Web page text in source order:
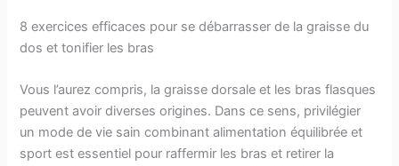
8 exercices efficaces pour se débarrasser de la graisse du
dos et tonifier les bras
Vous l’aurez compris, la graisse dorsale et les bras flasques
peuvent avoir diverses origines. Dans ce sens, privilégier
un mode de vie sain combinant alimentation équilibrée et
sport est essentiel pour raffermir les bras et retirer la